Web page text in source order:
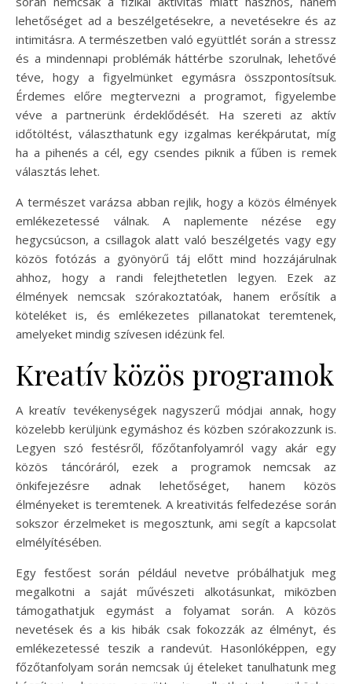
lehetőséget ad a beszélgetésekre, a nevetésekre és az
intimitásra. A természetben való együttlét során a stressz
és a mindennapi problémák háttérbe szorulnak, lehetővé
téve, hogy a figyelmünket egymásra összpontosítsuk.
Érdemes előre megtervezni a programot, figyelembe
véve a partnerünk érdeklődését. Ha szereti az aktív
időtöltést, választhatunk egy izgalmas kerékpárutat, míg
ha a pihenés a cél, egy csendes piknik a fűben is remek
választás lehet.
A természet varázsa abban rejlik, hogy a közös élmények
emlékezetessé válnak. A naplemente nézése egy
hegycsúcson, a csillagok alatt való beszélgetés vagy egy
közös fotózás a gyönyörű táj előtt mind hozzájárulnak
ahhoz, hogy a randi felejthetetlen legyen. Ezek az
élmények nemcsak szórakoztatóak, hanem erősítik a
köteléket is, és emlékezetes pillanatokat teremtenek,
amelyeket mindig szívesen idézünk fel.
Kreatív közös programok
A kreatív tevékenységek nagyszerű módjai annak, hogy
közelebb kerüljünk egymáshoz és közben szórakozzunk is.
Legyen szó festésről, főzőtanfolyamról vagy akár egy
közös táncóráról, ezek a programok nemcsak az
önkifejezésre adnak lehetőséget, hanem közös
élményeket is teremtenek. A kreativitás felfedezése során
sokszor érzelmeket is megosztunk, ami segít a kapcsolat
elmélyítésében.
Egy festőest során például nevetve próbálhatjuk meg
megalkotni a saját művészeti alkotásunkat, miközben
támogathatjuk egymást a folyamat során. A közös
nevetések és a kis hibák csak fokozzák az élményt, és
emlékezetessé teszik a randevút. Hasonlóképpen, egy
főzőtanfolyam során nemcsak új ételeket tanulhatunk meg